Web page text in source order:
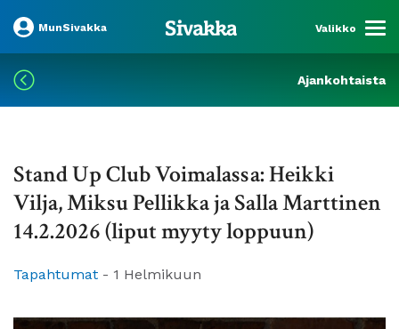
MunSivakka Valikko
Ajankohtaista
Stand Up Club Voimalassa: Heikki
Vilja, Miksu Pellikka ja Salla Marttinen
14.2.2026 (liput myyty loppuun)
Tapahtumat - 1 Helmikuun